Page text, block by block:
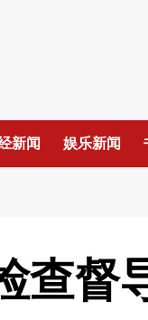
新闻 娱乐新闻
查督